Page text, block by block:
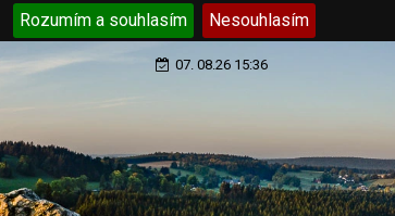
Rozumím a souhlasím Nesouhlasím
07. 08.26 15:36